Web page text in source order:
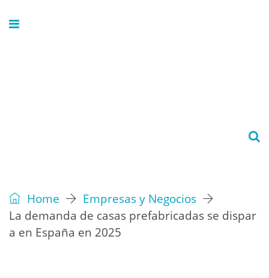
Home
Empresas y Negocios
La demanda de casas prefabricadas se dispar
a en España en 2025